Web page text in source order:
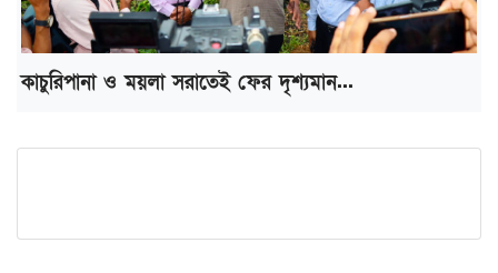
কাচুরিপানা ও ময়লা সরাতেই ফের দৃশ্যমান...